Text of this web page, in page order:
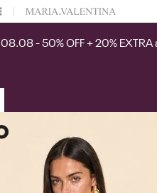
o cupom: PRIMEIRAZIN
- 50% OFF + 20%